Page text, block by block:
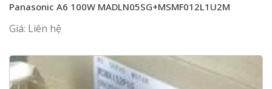
Panasonic A6 100W MADLN05SG+MSMF012L1U2M
Giá: Liên hệ